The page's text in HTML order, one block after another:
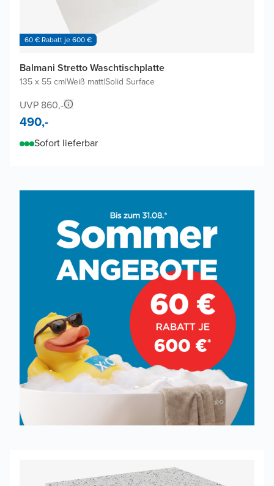
60 € Rabatt je 600 €
Balmani Stretto Waschtischplatte
135 x 55 cm|Weiß matt|Solid Surface
UVP 860,-
490,-
Sofort lieferbar